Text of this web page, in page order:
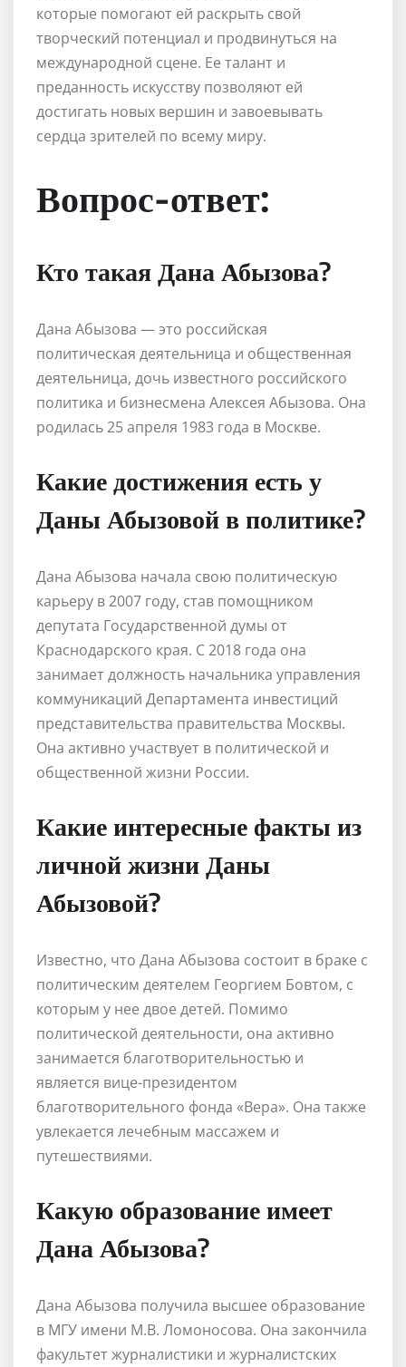
которые помогают ей раскрыть свой
творческий потенциал и продвинуться на
международной сцене. Ее талант и
преданность искусству позволяют ей
достигать новых вершин и завоевывать
сердца зрителей по всему миру.
Вопрос-ответ:
Кто такая Дана Абызова?
Дана Абызова — это российская
политическая деятельница и общественная
деятельница, дочь известного российского
политика и бизнесмена Алексея Абызова. Она
родилась 25 апреля 1983 года в Москве.
Какие достижения есть у
Даны Абызовой в политике?
Дана Абызова начала свою политическую
карьеру в 2007 году, став помощником
депутата Государственной думы от
Краснодарского края. С 2018 года она
занимает должность начальника управления
коммуникаций Департамента инвестиций
представительства правительства Москвы.
Она активно участвует в политической и
общественной жизни России.
Какие интересные факты из
личной жизни Даны
Абызовой?
Известно, что Дана Абызова состоит в браке с
политическим деятелем Георгием Бовтом, с
которым у нее двое детей. Помимо
политической деятельности, она активно
занимается благотворительностью и
является вице-президентом
благотворительного фонда «Вера». Она также
увлекается лечебным массажем и
путешествиями.
Какую образование имеет
Дана Абызова?
Дана Абызова получила высшее образование
в МГУ имени М.В. Ломоносова. Она закончила
факультет журналистики и журналистских